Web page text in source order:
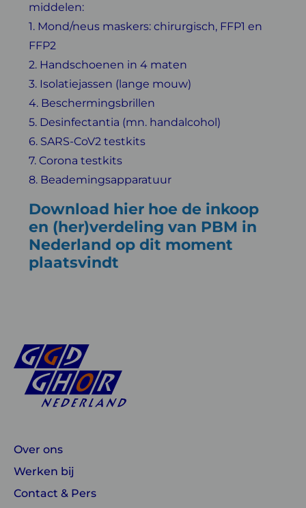
middelen:
1. Mond/neus maskers: chirurgisch, FFP1 en
FFP2
2. Handschoenen in 4 maten
3. Isolatiejassen (lange mouw)
4. Beschermingsbrillen
5. Desinfectantia (mn. handalcohol)
6. SARS-CoV2 testkits
7. Corona testkits
8. Beademingsapparatuur
Download hier hoe de inkoop
en (her)verdeling van PBM in
Nederland op dit moment
plaatsvindt
Over ons
Werken bij
Contact & Pers